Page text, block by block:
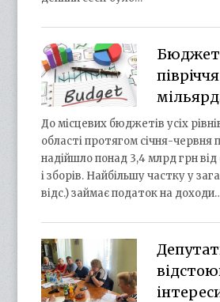
Бюджет
До місцевих бюджетів усіх
області протягом січня-червня
надійшло понад 3,4 млрд грн від
і зборів. Найбільшу частку у
відс.) займає податок на